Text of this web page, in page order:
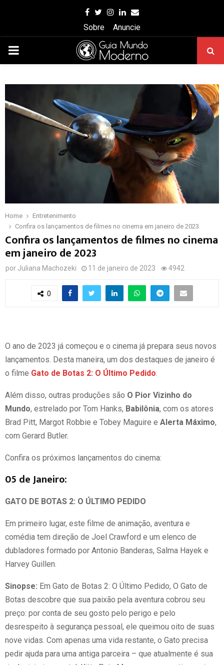
Facebook
Twitter
Instagram
Linkedin
Email
Sobre
Anuncie
PRIMARY
Home
Entretenimento
Confira os lançamentos de filmes no cinema em janeiro de 2023
Confira os lançamentos de filmes no cinema
em janeiro de 2023
por Juliana Machozeki 11 de janeiro de 2023 4942
0
O ano de 2023 já começou e o cinema já prepara seus novos
lançamentos. Desta maneira, um dos destaques de janeiro é
o filme Gato de Botas 2: O Último Pedido
Além disso, outras produções são O Pior Vizinho do
Mundo, estrelado por Tom Hanks, Babilônia, com os atores
Brad Pitt, Margot Robbie e Tobey Maguire e Alerta Máximo,
com Gerard Butler.
Confira os próximos lançamentos do cinema:
05 de Janeiro:
GATO DE BOTAS 2: O ÚLTIMO PEDIDO
Em primeiro lugar, este filme de animação, aventura e
comédia tem direção de Joel Crawford e um elenco de
dubladores formado por Antonio Banderas, Salma Hayek e
Harvey Guillen.
Sinopse: Em Gato de Botas 2: O Último Pedido, O Gato de
Botas descobre que sua paixão pela aventura cobrou seu
preço: por conta de seu gosto pelo perigo e pelo
desrespeito à segurança pessoal, ele queimou oito de suas
nove vidas. Com apenas uma vida restante, o Gato precisa
pedir ajuda para uma antiga parceira – que atualmente é sua